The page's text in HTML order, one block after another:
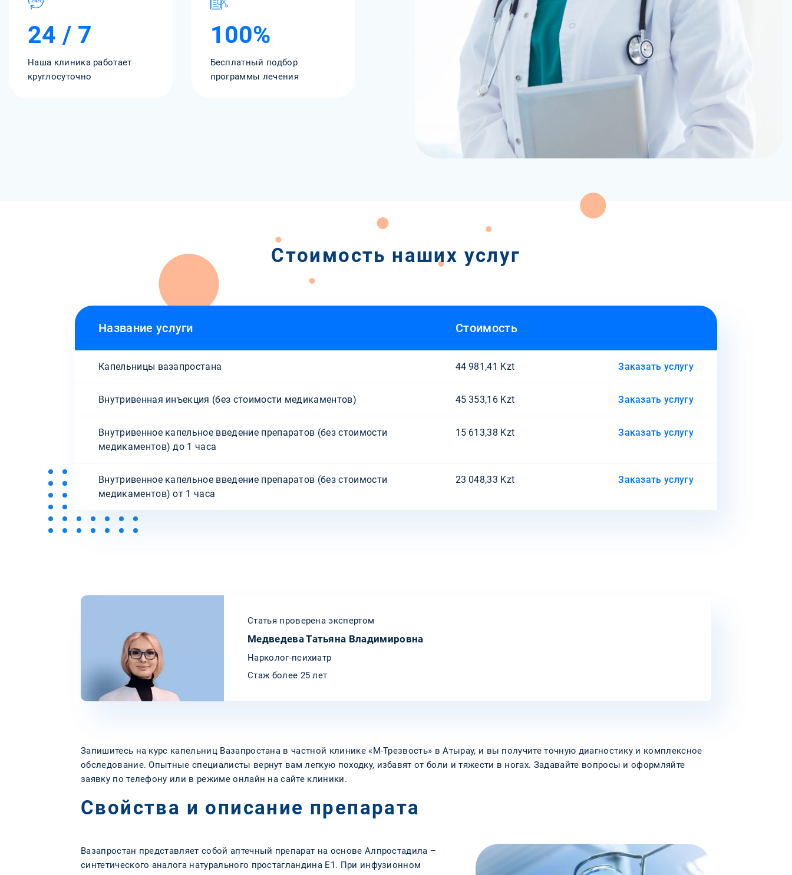
24 / 7
Наша клиника работает
круглосуточно
100%
Бесплатный подбор
программы лечения
Стоимость наших услуг
Название услуги Стоимость
Капельницы вазапростана 44 981,41 Kzt Заказать услугу
Внутривенная инъекция (без стоимости медикаментов) 45 353,16 Kzt Заказать услугу
Внутривенное капельное введение препаратов (без стоимости
медикаментов) до 1 часа
15 613,38 Kzt Заказать услугу
Внутривенное капельное введение препаратов (без стоимости
медикаментов) от 1 часа
23 048,33 Kzt Заказать услугу
Статья проверена экспертом
Медведева Татьяна Владимировна
Нарколог-психиатр
Стаж более 25 лет
Запишитесь на курс капельниц Вазапростана в частной клинике «М-Трезвость» в Атырау, и вы получите точную диагностику и комплексное
обследование. Опытные специалисты вернут вам легкую походку, избавят от боли и тяжести в ногах. Задавайте вопросы и оформляйте
заявку по телефону или в режиме онлайн на сайте клиники.
Свойства и описание препарата
Вазапростан представляет собой аптечный препарат на основе Алпростадила –
синтетического аналога натурального простагландина Е1. При инфузионном